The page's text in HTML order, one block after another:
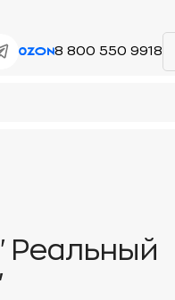
8 800 550 9918